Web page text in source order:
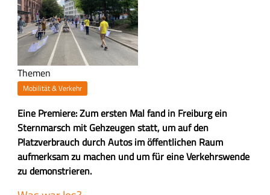
Themen
Mobilität & Verkehr
Z
u
s
a
m
Eine Premiere: Zum ersten Mal fand in Freiburg ein
Sternmarsch mit Gehzeugen statt, um auf den
Platzverbrauch durch Autos im öffentlichen Raum
aufmerksam zu machen und um für eine Verkehrswende
zu demonstrieren.
H